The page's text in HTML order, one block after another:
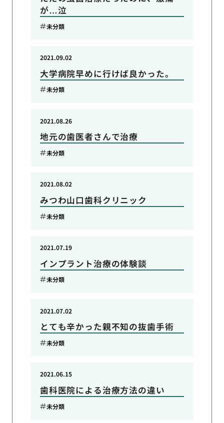
が…泣
未分類
大学病院早めに行けば良かった。
2021.09.02
未分類
地元の歯医者さんで治療
2021.08.26
未分類
みつわ山口歯科クリニック
2021.08.02
未分類
インプラント治療の体験談
2021.07.19
未分類
とても辛かった親不知の抜歯手術
2021.07.02
未分類
歯科医院による治療方法の違い
2021.06.15
未分類